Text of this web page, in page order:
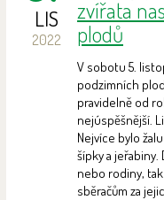
LIS
2022
zvířata
plodů
V sobotu 5.
podzimních
pravidelně od
nejúspěšnější.
Nejvíce bylo
šípky a
nebo rodiny,
sběračům za